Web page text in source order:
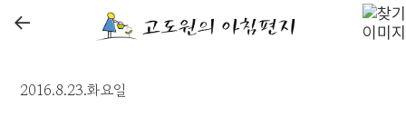
←
2016.8.23.화요일